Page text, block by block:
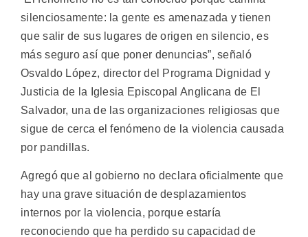
silenciosamente: la gente es amenazada y tienen
que salir de sus lugares de origen en silencio, es
más seguro así que poner denuncias”, señaló
Osvaldo López, director del Programa Dignidad y
Justicia de la Iglesia Episcopal Anglicana de El
Salvador, una de las organizaciones religiosas que
sigue de cerca el fenómeno de la violencia causada
por pandillas.
Agregó que al gobierno no declara oficialmente que
hay una grave situación de desplazamientos
internos por la violencia, porque estaría
reconociendo que ha perdido su capacidad de